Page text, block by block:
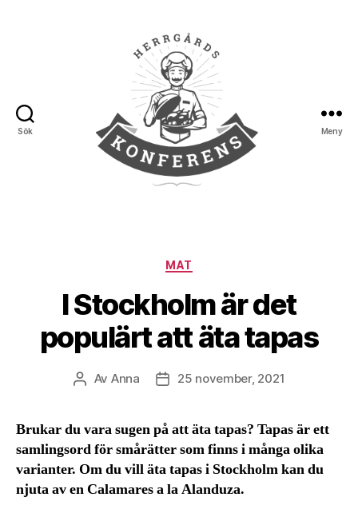
Sök Meny
Kategorier
MAT
I Stockholm är det
populärt att äta tapas
Inläggsförfattare
Av Anna Inläggsdatum
25 november, 2021
Brukar du vara sugen på att äta tapas? Tapas är ett
samlingsord för smårätter som finns i många olika
varianter. Om du vill äta tapas i Stockholm kan du
njuta av en Calamares a la Alanduza.